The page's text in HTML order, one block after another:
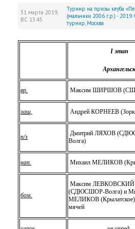
31 марта 2019,
ВС 13:45
Турнир на призы клуба
(мальчики 2006 г.р.) -
турнир, Москва
Iэтап
Архангельск
вр. Максим ШИРШОВ
защ. Андрей КОРНЕЕВ
п/з
Дмитрий ЛЯХОВ
Волга)
нап. Михаил МЕЛИКОВ
бом.
Максим ЛЕВКОВСКИЙ
(СДЮСШОР-Волга) и
МЕЛИКОВ (Крылатское)
мячей